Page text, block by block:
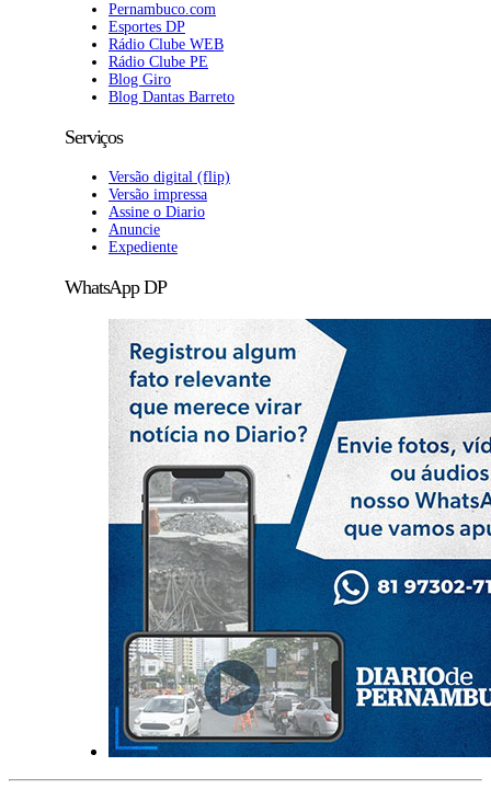
Pernambuco.com
Esportes DP
Rádio Clube WEB
Rádio Clube PE
Blog Giro
Blog Dantas Barreto
Serviços
Versão digital (flip)
Versão impressa
Assine o Diario
Anuncie
Expediente
WhatsApp DP